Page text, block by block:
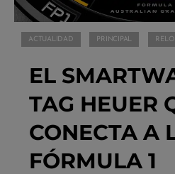
ACTUALIDAD PRINCIPAL
EL
TAG HEUER
CONECTA A
FÓRMULA 1